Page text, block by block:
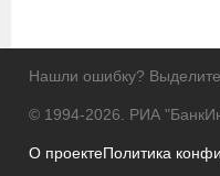
Нашли ошибку? Выделите
© 1994-2026. РИА
О проектеПолитика